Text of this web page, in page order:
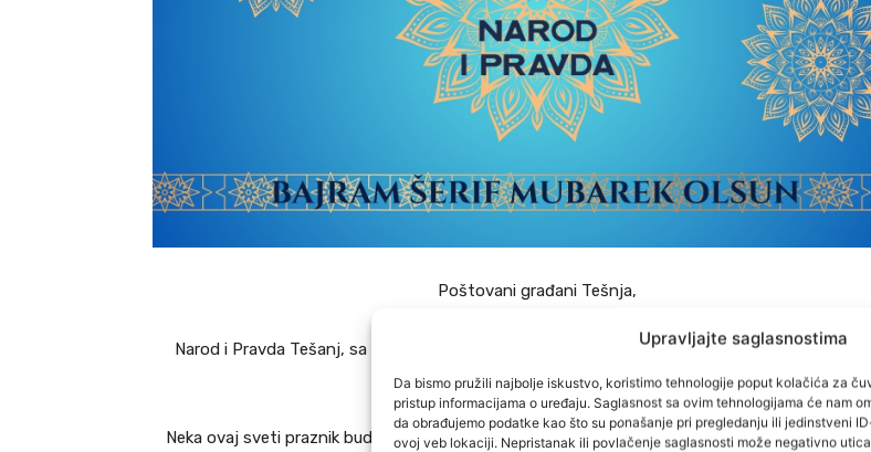
Upravljajte saglasnostima
Da bismo pružili najbolje iskustvo, koristimo tehnologije poput kolačića za
pristup informacijama o uređaju. Saglasnost sa ovim tehnologijama će nam
da obrađujemo podatke kao što su ponašanje pri pregledanju ili jedinstveni
ovoj veb lokaciji. Nepristanak ili povlačenje saglasnosti može negativno
Poštovani građani Tešnja,
Narod i Pravda Tešanj, sa srdačnošću vam čestita Ramazanski Bajram uz iskrene želje:
ŠERIF MUBAREK OLSUN!
Neka ovaj sveti praznik bude prilika za jačanje našeg zajedništva i solidarnosti. Neka vas